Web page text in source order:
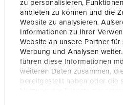
zu personalisieren,
anbieten zu können und die
Website zu analysieren.
Informationen zu Ihrer
Website an unsere Partner für
Werbung und Analysen
führen diese Informationen
weiteren Daten zusammen,
bereitgestellt haben oder die
Produktinfoblatt
Verlängerungskabel
Montageanleitung /
Verlängerungskabel
PDF, 9 MB